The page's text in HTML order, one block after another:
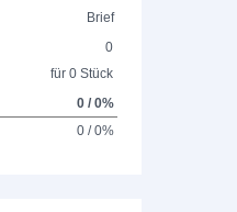
Brief
0
für 0 Stück
0 / 0%
0 / 0%